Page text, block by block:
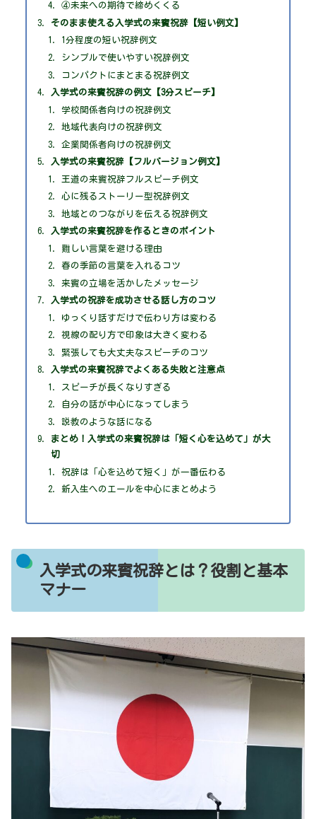
④未来への期待で締めくくる
そのまま使える入学式の来賓祝辞【短い例文】
1分程度の短い祝辞例文
シンプルで使いやすい祝辞例文
コンパクトにまとまる祝辞例文
入学式の来賓祝辞の例文【3分スピーチ】
学校関係者向けの祝辞例文
地域代表向けの祝辞例文
企業関係者向けの祝辞例文
入学式の来賓祝辞【フルバージョン例文】
王道の来賓祝辞フルスピーチ例文
心に残るストーリー型祝辞例文
地域とのつながりを伝える祝辞例文
入学式の来賓祝辞を作るときのポイント
難しい言葉を避ける理由
春の季節の言葉を入れるコツ
来賓の立場を活かしたメッセージ
入学式の祝辞を成功させる話し方のコツ
ゆっくり話すだけで伝わり方は変わる
視線の配り方で印象は大きく変わる
緊張しても大丈夫なスピーチのコツ
入学式の来賓祝辞でよくある失敗と注意点
スピーチが長くなりすぎる
自分の話が中心になってしまう
説教のような話になる
まとめ！入学式の来賓祝辞は「短く心を込めて」が大
切
祝辞は「心を込めて短く」が一番伝わる
新入生へのエールを中心にまとめよう
入学式の来賓祝辞とは？役割と基本
マナー